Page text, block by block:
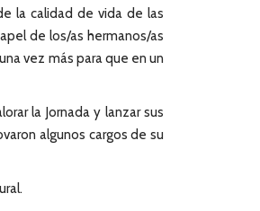
la calidad de vida de las
de los/as hermanos/as
vez más para que en un
la Jornada y lanzar sus
algunos cargos de su